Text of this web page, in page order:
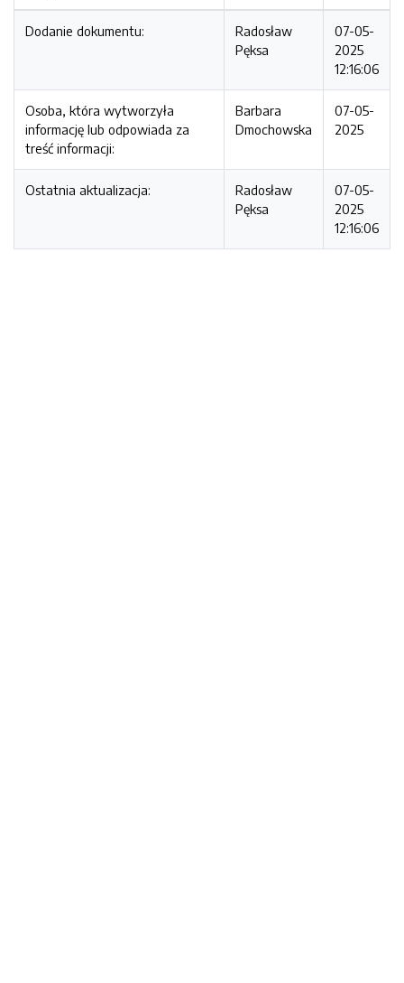
Dodanie dokumentu:
Radosław
Pęksa
07-05-
2025
12:16:06
Osoba, która wytworzyła
informację lub odpowiada za
treść informacji:
Barbara
Dmochowska
07-05-
2025
Ostatnia aktualizacja:
Radosław
Pęksa
07-05-
2025
12:16:06